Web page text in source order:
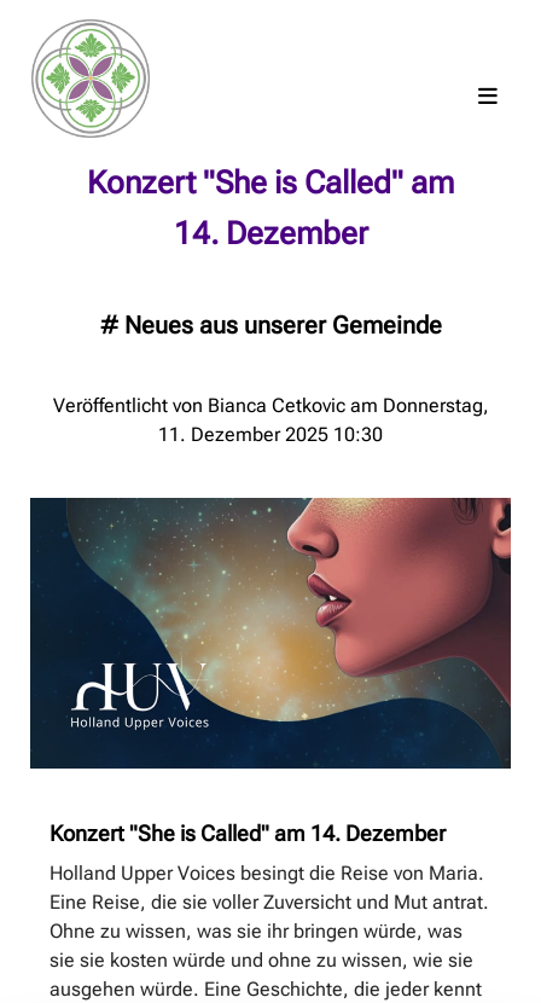
Konzert "She is Called" am
14. Dezember
# Neues aus unserer Gemeinde
Veröffentlicht von Bianca Cetkovic am Donnerstag,
11. Dezember 2025 10:30
Konzert "She is Called" am 14. Dezember
Holland Upper Voices besingt die Reise von Maria.
Eine Reise, die sie voller Zuversicht und Mut antrat.
Ohne zu wissen, was sie ihr bringen würde, was
sie sie kosten würde und ohne zu wissen, wie sie
ausgehen würde. Eine Geschichte, die jeder kennt